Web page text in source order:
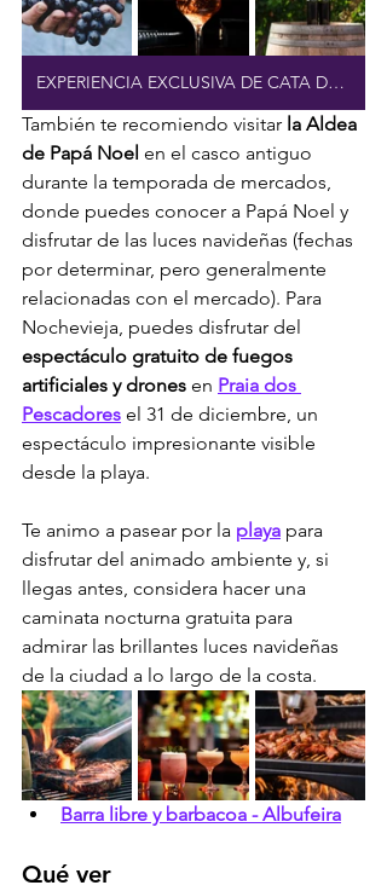
EXPERIENCIA EXCLUSIVA DE CATA DE VINOS
También te recomiendo visitar la Aldea
de Papá Noel en el casco antiguo
durante la temporada de mercados,
donde puedes conocer a Papá Noel y
disfrutar de las luces navideñas (fechas
por determinar, pero generalmente
relacionadas con el mercado). Para
Nochevieja, puedes disfrutar del
espectáculo gratuito de fuegos
artificiales y drones en Praia dos
Pescadores el 31 de diciembre, un
espectáculo impresionante visible
desde la playa.
Te animo a pasear por la playa para
disfrutar del animado ambiente y, si
llegas antes, considera hacer una
caminata nocturna gratuita para
admirar las brillantes luces navideñas
de la ciudad a lo largo de la costa.
Barra libre y barbacoa - Albufeira
Qué ver